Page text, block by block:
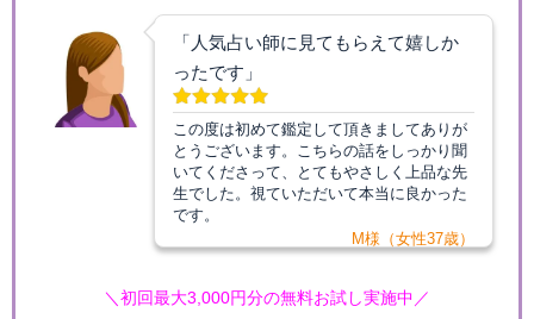
「人気占い師に見てもらえて嬉しか
ったです」
この度は初めて鑑定して頂きましてありが
とうございます。こちらの話をしっかり聞
いてくださって、とてもやさしく上品な先
生でした。視ていただいて本当に良かった
です。
M様（女性37歳）
＼初回最大3,000円分の無料お試し実施中／